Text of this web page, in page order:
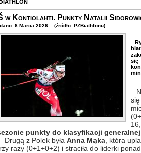
w Kontiolahti. Punkty Natalii
6 Marca 2026 (źródło: PZBiathlonu)
się
się
punkty do klasyfikacji
Drugą z Polek była Anna Mąka , która
razy (0+1+0+2) i straciła do liderki